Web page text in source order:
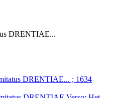
DRENTIAE...
DRENTIAE... ; 1634